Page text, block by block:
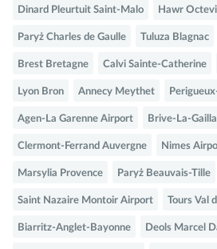
Dinard Pleurtuit Saint-Malo Hawr
Paryż Charles de Gaulle Tuluza Blagnac
Brest Bretagne Calvi Sainte-Catherine
Lyon Bron Annecy Meythet
Agen-La Garenne Airport Brive-La-
Clermont-Ferrand Auvergne Nimes
Marsylia Provence Paryż Beauvais-Tille
Saint Nazaire Montoir Airport Tours Val
Biarritz-Anglet-Bayonne Deols Marcel